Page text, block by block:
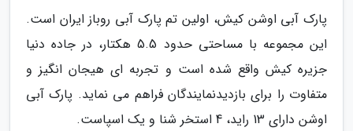
پارک آبی اوشن کیش، اولین تم پارک آبی روباز ایران است.
این مجموعه با مساحتی حدود 5.5 هکتار، در جاده دنیا
جزیره کیش واقع شده است و تجربه ای هیجان انگیز و
متفاوت را برای بازدیدنمایندگان فراهم می نماید. پارک آبی
اوشن دارای 13 راید، 4 استخر شنا و یک اسپاست.